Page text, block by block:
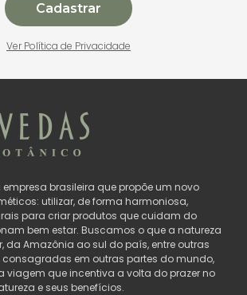
Cadastrar
Ver Política de Privacidade
empresa brasileira que propõe um novo
utilizar, de forma harmoniosa,
para criar produtos que cuidam do
bem estar. Buscamos o que a natureza
da Amazônia ao sul do país, entre outras
em outras partes do mundo,
viagem que incentiva a volta do prazer no
e seus benefícios.